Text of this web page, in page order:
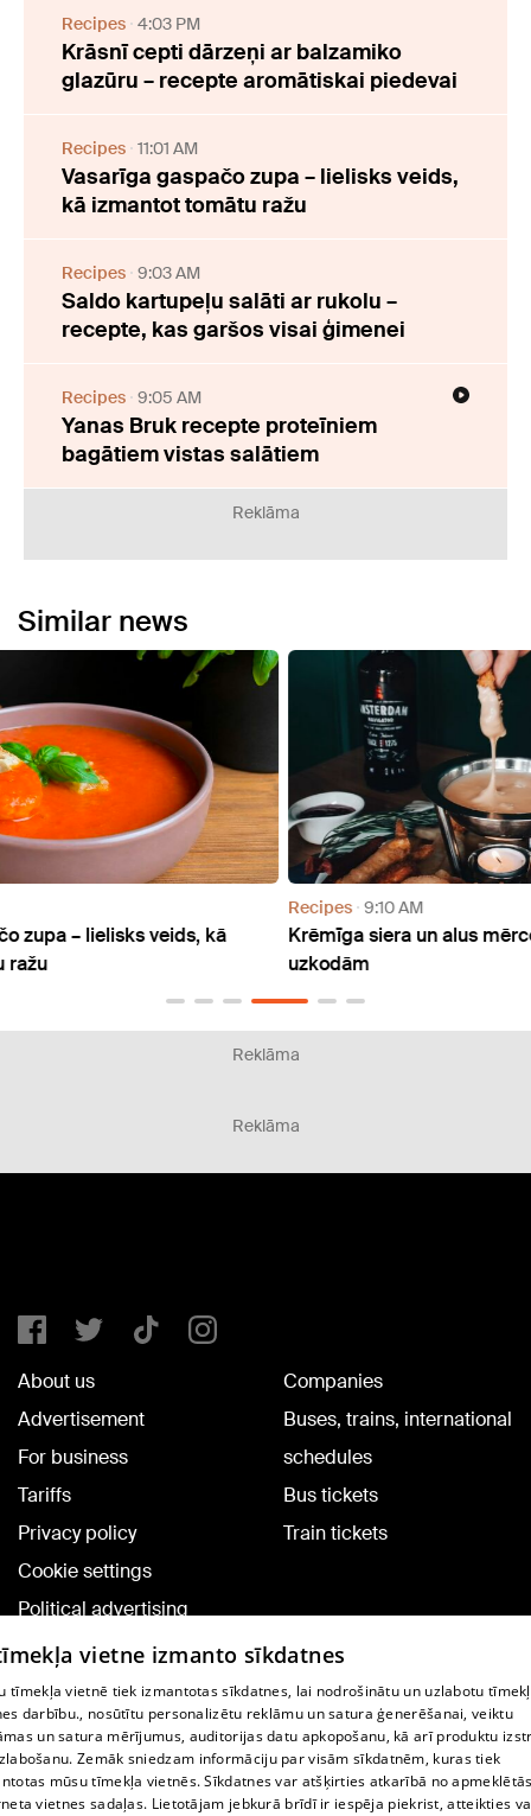
Recipes 4:03 PM
Krāsnī cepti dārzeņi ar balzamiko
glazūru – recepte aromātiskai piedevai
Recipes 11:01 AM
Vasarīga gaspačo zupa – lielisks veids,
kā izmantot tomātu ražu
Recipes 9:03 AM
Saldo kartupeļu salāti ar rukolu –
recepte, kas garšos visai ģimenei
Recipes 9:05 AM
Yanas Bruk recepte proteīniem
bagātiem vistas salātiem
Reklāma
Similar news
Krēmīga siera un alus mērce: recepte gardām
Reklāma
Reklāma
About us
Advertisement
For business
Tariffs
Privacy policy
Cookie settings
Political advertising
Cookie policy
Commenting terms
Companies
Buses, trains, international
schedules
Bus tickets
Train tickets
TV program
Contract rules
vietne izmanto sīkdatnes
tīmekļa vietnē tiek izmantotas sīkdatnes, lai nodrošinātu un uzlabotu
darbību., nosūtītu personalizētu reklāmu un satura ģenerēšanai, veiktu
un satura mērījumus, auditorijas datu apkopošanu, kā arī produktu
Zemāk sniedzam informāciju par visām sīkdatnēm, kuras tiek
mūsu tīmekļa vietnēs. Sīkdatnes var atšķirties atkarībā no
vietnes sadaļas. Lietotājam jebkurā brīdī ir iespēja piekrist, atteikties